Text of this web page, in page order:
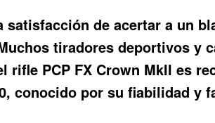
satisfacción de acertar a un
tiradores deportivos y
rifle PCP FX Crown MkII es
conocido por su fiabilidad y